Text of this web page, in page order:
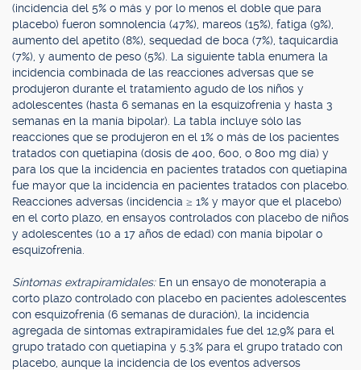
(incidencia del 5% o más y por lo menos el doble que para
placebo) fueron somnolencia (47%), mareos (15%), fatiga (9%),
aumento del apetito (8%), sequedad de boca (7%), taquicardia
(7%), y aumento de peso (5%). La siguiente tabla enumera la
incidencia combinada de las reacciones adversas que se
produjeron durante el tratamiento agudo de los niños y
adolescentes (hasta 6 semanas en la esquizofrenia y hasta 3
semanas en la manía bipolar). La tabla incluye sólo las
reacciones que se produjeron en el 1% o más de los pacientes
tratados con quetiapina (dosis de 400, 600, o 800 mg día) y
para los que la incidencia en pacientes tratados con quetiapina
fue mayor que la incidencia en pacientes tratados con placebo.
Reacciones adversas (incidencia ≥ 1% y mayor que el placebo)
en el corto plazo, en ensayos controlados con placebo de niños
y adolescentes (10 a 17 años de edad) con manía bipolar o
esquizofrenia.
Síntomas extrapiramidales: En un ensayo de monoterapia a
corto plazo controlado con placebo en pacientes adolescentes
con esquizofrenia (6 semanas de duración), la incidencia
agregada de síntomas extrapiramidales fue del 12,9% para el
grupo tratado con quetiapina y 5.3% para el grupo tratado con
placebo, aunque la incidencia de los eventos adversos